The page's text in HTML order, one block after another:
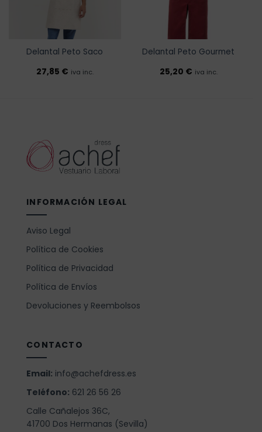
Delantal Peto Saco
27,85 € iva inc.
Delantal Peto Gourmet
25,20 € iva inc.
INFORMACIÓN LEGAL
Aviso Legal
Política de Cookies
Política de Privacidad
Política de Envíos
Devoluciones y Reembolsos
CONTACTO
Email: info@achefdress.es
Teléfono: 621 26 56 26
Calle Cañalejos 36C,
41700 Dos Hermanas (Sevilla)